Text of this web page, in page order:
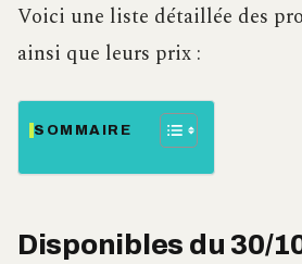
Voici une liste détaillée des
ainsi que leurs prix :
SOMMAIRE
Disponibles du 30/